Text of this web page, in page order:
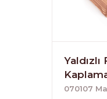
Yaldızlı
070107